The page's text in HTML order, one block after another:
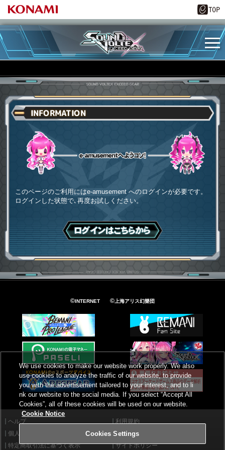
INFORMATION
このページのご利用にはe-amusement へのログインが必要です。
ログインした状態で､再度お試しください。
ログインはこちら
©INTERNET ©上海アリス幻樂団
ヘルプ
利用規約
個人情報等保護方針
外部送信について
特定商取引法に基づく表示
サイトポリシー
We use cookies to make our website work properly. We also
use cookies to analyze the traffic of our website, to provide
you with the advertisement tailored to your interest, and to li
nk our website to the social media. If you select “Accept All
Cookies”, all of these cookies will be used on our website.
Cookie Notice
Cookies Settings